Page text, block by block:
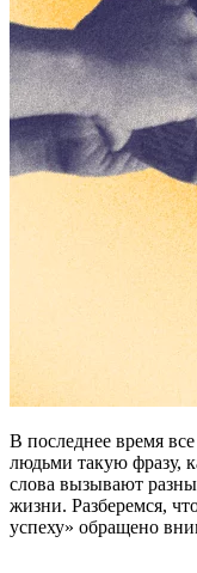
В последнее время
людьми такую фразу,
слова вызывают
жизни. Разберемся,
успеху» обращено